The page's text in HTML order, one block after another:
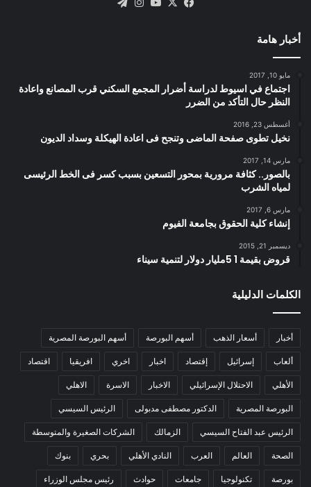
أخبار هامة
مايو 10, 2017
اجتماع في اسيوط لدراسة أضرار المجمع السكني قرب المصانع واعادة
النظر حال التأكد من الضرر
أغسطس 23, 2016
نخيل تطوى صفحة الماضى وتنجح فى اعادة الهيكلة وسداد الديون
مارس 14, 2017
بالصور.. كثافة مرورية بمحور التسعين بسبب كسر فى الخط الرئيسى
لمياه الشرب
مارس 6, 2017
إنشاء كلية الحقوق بجامعة الفيوم
ديسمبر 21, 2015
قروض بقيمة 1 5مليار دولار لتنمية سيناء
الكلمات الدليلية
أخبار أسعار الذهب أسهم البورصة أسهم البورصة المصرية
ألعاب إسرائيل إقتصاد اخبار اخري افريقيا اقتصاد
الأهلي الاحتلال الإسرائيلي الاخبار الاسرة الاهلي
البورصة المصرية الدكتور مصطفى مدبولى الرئيس السيسي
الرئيس عبد الفتاح السيسي الزمالك الشركات الصغيرة والمتوسطة
الصحة العالم العرب النادي الأهلي بحري بنوك
بورصة تكنولوجيا جامعات حوادث رئيس مجلس الوزراء